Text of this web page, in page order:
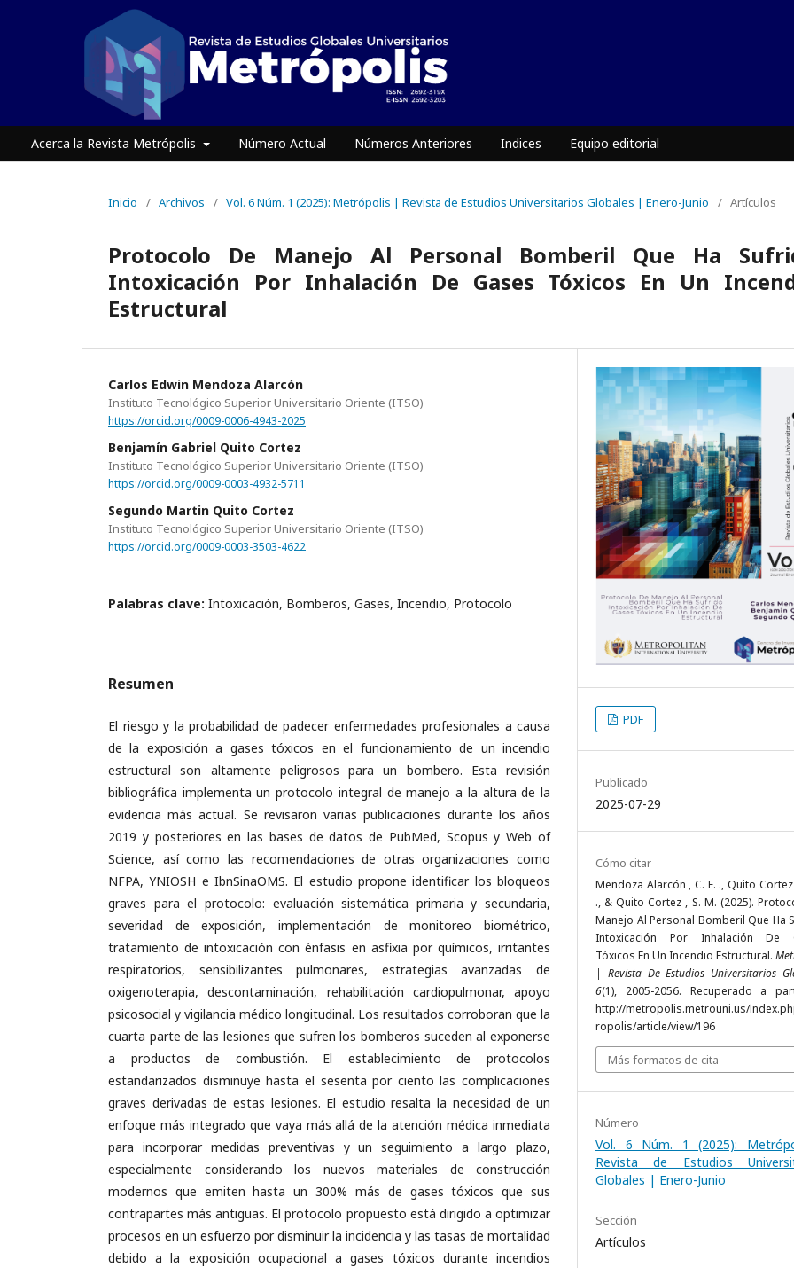
Acerca la Revista Metrópolis Número Actual Números Anteriores Indices Equipo editorial
Inicio / Archivos / Vol. 6 Núm. 1 (2025): Metrópolis | Revista de Estudios Universitarios Globales | Enero-Junio / Artículos
Protocolo De Manejo Al Personal Bomberil Que Ha
Intoxicación Por Inhalación De Gases Tóxicos En Un
Estructural
Carlos Edwin Mendoza Alarcón
Instituto Tecnológico Superior Universitario Oriente (ITSO)
https://orcid.org/0009-0006-4943-2025
Benjamín Gabriel Quito Cortez
Instituto Tecnológico Superior Universitario Oriente (ITSO)
https://orcid.org/0009-0003-4932-5711
Segundo Martin Quito Cortez
Instituto Tecnológico Superior Universitario Oriente (ITSO)
https://orcid.org/0009-0003-3503-4622
Palabras clave: Intoxicación, Bomberos, Gases, Incendio, Protocolo
Resumen
El riesgo y la probabilidad de padecer enfermedades profesionales a causa
de la exposición a gases tóxicos en el funcionamiento de un incendio
estructural son altamente peligrosos para un bombero. Esta revisión
bibliográfica implementa un protocolo integral de manejo a la altura de la
evidencia más actual. Se revisaron varias publicaciones durante los años
2019 y posteriores en las bases de datos de PubMed, Scopus y Web of
Science, así como las recomendaciones de otras organizaciones como
NFPA, YNIOSH e IbnSinaOMS. El estudio propone identificar los bloqueos
graves para el protocolo: evaluación sistemática primaria y secundaria,
severidad de exposición, implementación de monitoreo biométrico,
tratamiento de intoxicación con énfasis en asfixia por químicos, irritantes
respiratorios, sensibilizantes pulmonares, estrategias avanzadas de
oxigenoterapia, descontaminación, rehabilitación cardiopulmonar, apoyo
psicosocial y vigilancia médico longitudinal. Los resultados corroboran que la
cuarta parte de las lesiones que sufren los bomberos suceden al exponerse
a productos de combustión. El establecimiento de protocolos
estandarizados disminuye hasta el sesenta por ciento las complicaciones
graves derivadas de estas lesiones. El estudio resalta la necesidad de un
enfoque más integrado que vaya más allá de la atención médica inmediata
para incorporar medidas preventivas y un seguimiento a largo plazo,
especialmente considerando los nuevos materiales de construcción
modernos que emiten hasta un 300% más de gases tóxicos que sus
contrapartes más antiguas. El protocolo propuesto está dirigido a optimizar
procesos en un esfuerzo por disminuir la incidencia y las tasas de mortalidad
debido a la exposición ocupacional a gases tóxicos durante incendios
PDF
Publicado
2025-07-29
Cómo citar
Mendoza Alarcón , C. E. ., Quito Cortez
., & Quito Cortez , S. M. (2025).
Manejo Al Personal Bomberil Que Ha
Intoxicación Por Inhalación De
Tóxicos En Un Incendio Estructural.
| Revista De Estudios Universitarios
6(1), 2005-2056. Recuperado a
http://metropolis.metrouni.us/
ropolis/article/view/196
Más formatos de cita
Número
Vol. 6 Núm. 1 (2025):
Revista de Estudios
Globales | Enero-Junio
Sección
Artículos